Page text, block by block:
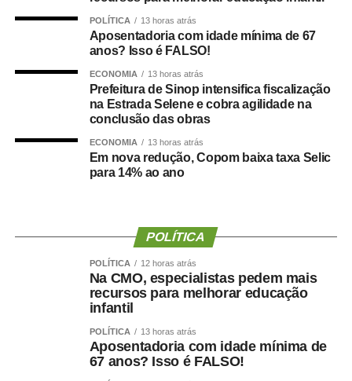
Um grande estudo publicado na revista
Nutritionavaliou dados de centenas de milhares de
pessoas e analisou a relação entre composição corporal,
força muscular e desenvolvimento de demência.
Os resultados mostraram que tanto a sarcopenia isolada
quanto a obesidade sarcopênica estavam associadas a
um risco maior de declínio cognitivo. Um dos achados
longo dos anos ,maior foi o risco observado.
Isso reforça uma mudança importante na forma de avaliar
Não basta saber quanto peso uma pessoa
perdeu. Precisamos saber quanto músculo e quanta
força ela conseguiu preservar.
POLÍTICA 13 horas atrás
Aposentadoria com idade mínima de 67
anos? Isso é FALSO!
ECONOMIA 13 horas atrás
Prefeitura de Sinop intensifica fiscalização
na Estrada Selene e cobra agilidade na
conclusão das obras
ECONOMIA 13 horas atrás
Em nova redução, Copom baixa taxa Selic
para 14% ao ano
POLÍTICA
POLÍTICA 12 horas atrás
Na CMO, especialistas pedem mais
recursos para melhorar educação
infantil
POLÍTICA 13 horas atrás
Aposentadoria com idade mínima de
67 anos? Isso é FALSO!